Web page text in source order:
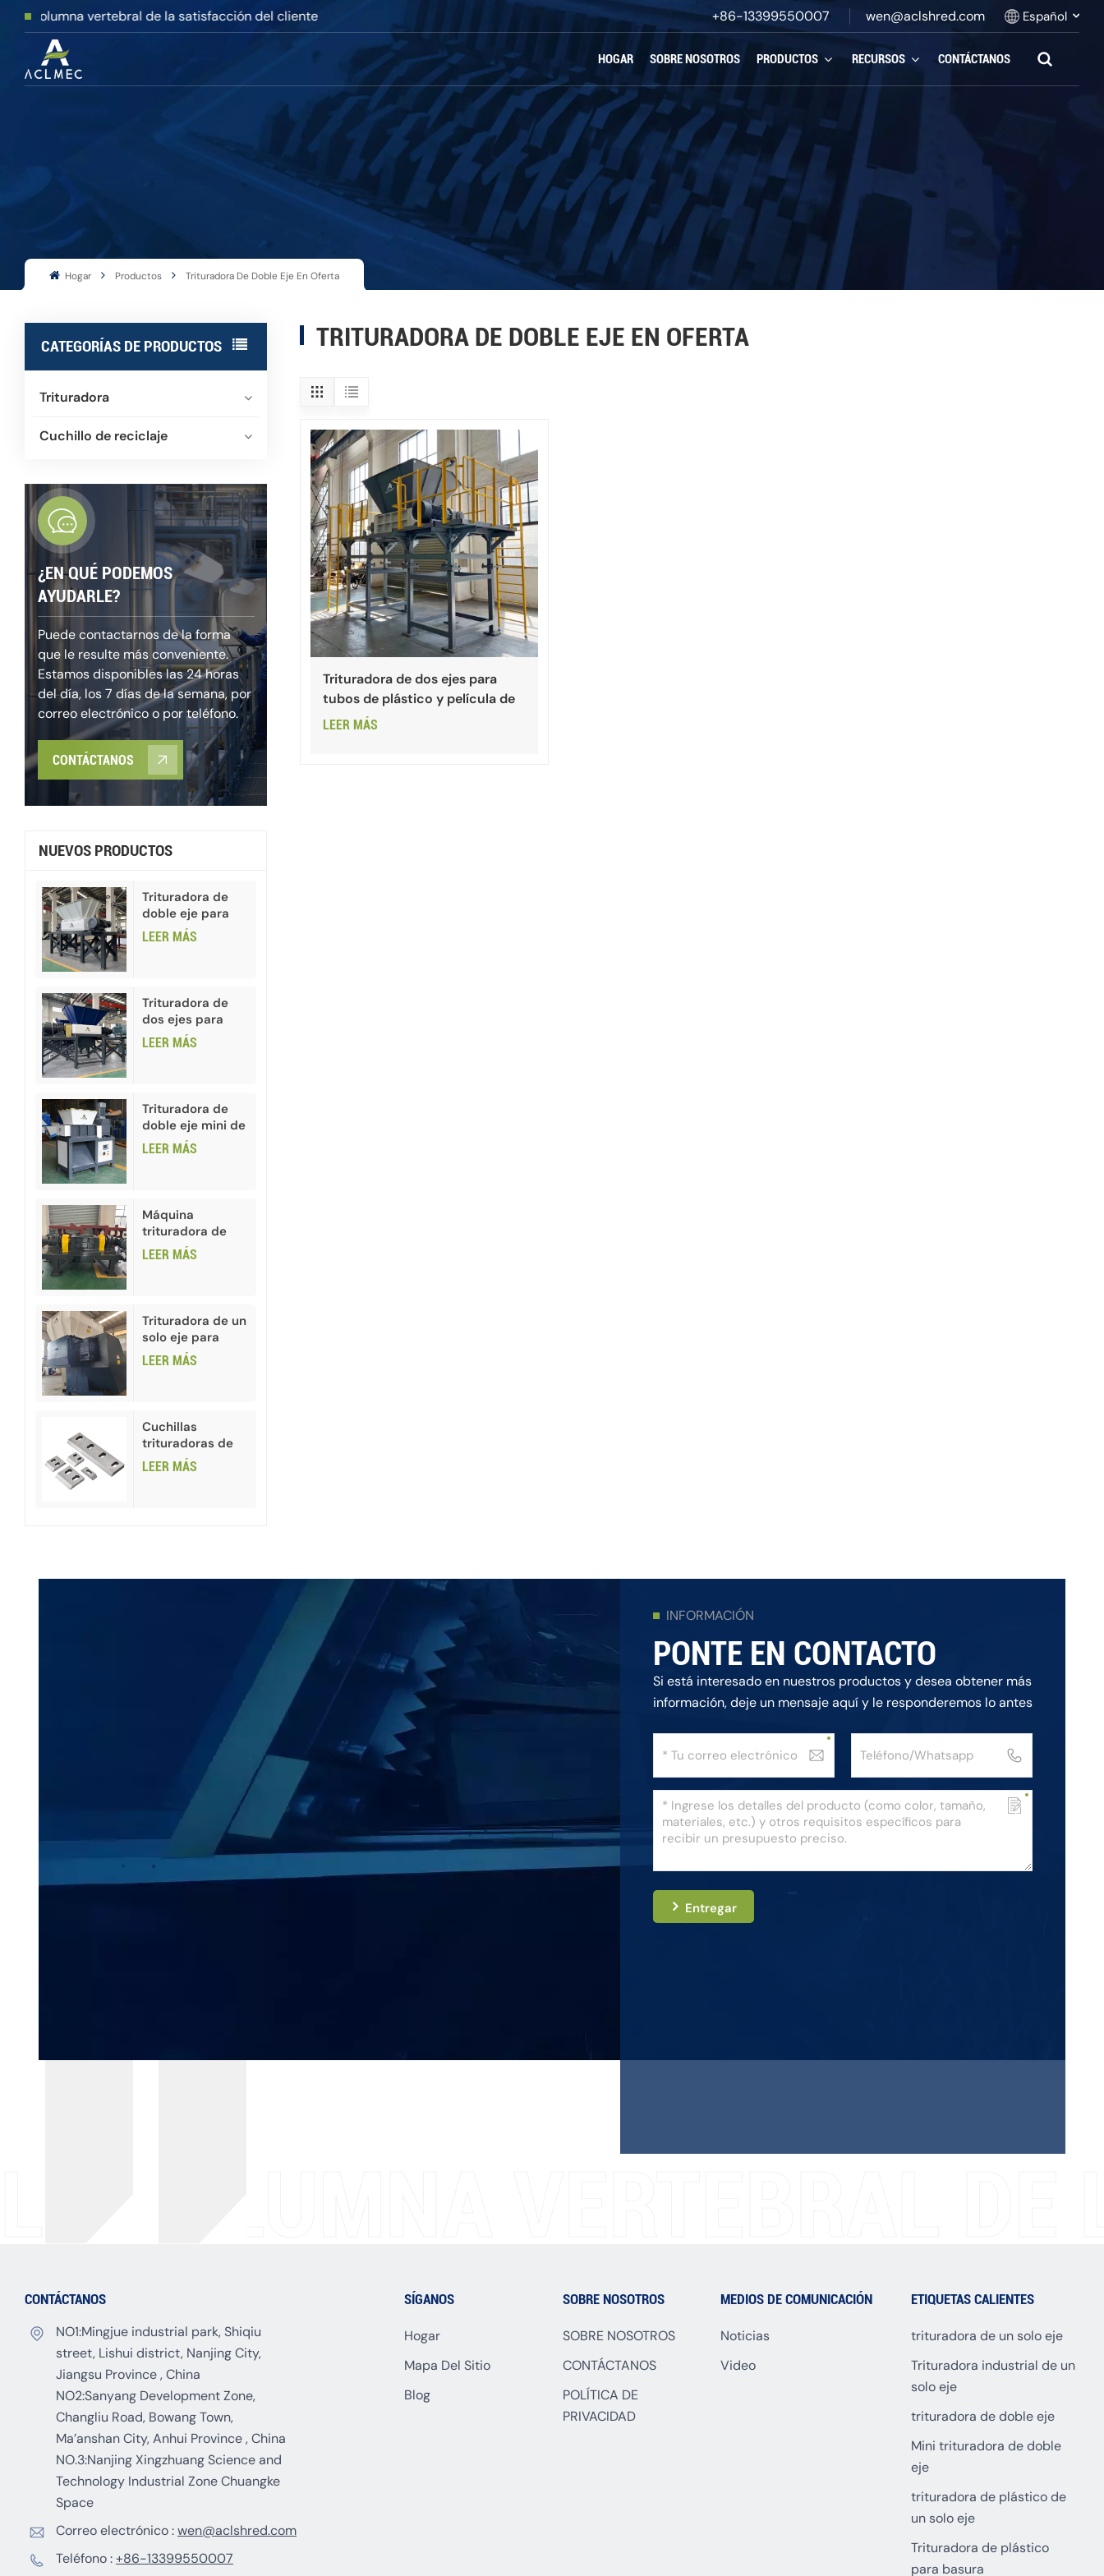
vertebral de la satisfacción del cliente +86-13399550007 wen@aclshred.com Español
Español
HOGAR SOBRE NOSOTROS PRODUCTOS RECURSOS CONTÁCTANOS
Hogar Productos Trituradora De Doble Eje En Oferta
CATEGORÍAS DE PRODUCTOS
Trituradora
Cuchillo de reciclaje
¿EN QUÉ PODEMOS
AYUDARLE?
Puede contactarnos de la forma
que le resulte más conveniente.
Estamos disponibles las 24 horas
del día, los 7 días de la semana, por
correo electrónico o por teléfono.
CONTÁCTANOS
NUEVOS PRODUCTOS
Trituradora de
doble eje para
latas de chatarra
industrial
LEER MÁS
Trituradora de
dos ejes para
papel y cartón
LEER MÁS
Trituradora de
doble eje mini de
alta calidad
LEER MÁS
Máquina
trituradora de
botellas de vidrio
usadas para
LEER MÁS
Trituradora de un
solo eje para
plástico HDPE
PVC
LEER MÁS
Cuchillas
trituradoras de
plástico para
reciclaje de
LEER MÁS
TRITURADORA DE DOBLE EJE EN OFERTA
Trituradora de dos ejes para
tubos de plástico y película de
PE
LEER MÁS
INFORMACIÓN
PONTE EN CONTACTO
Si está interesado en nuestros productos y desea obtener más
información, deje un mensaje aquí y le responderemos lo antes
Entregar
LA COLUMNA VERTEBRAL
CONTÁCTANOS
NO1:Mingjue industrial park, Shiqiu
street, Lishui district, Nanjing City,
Jiangsu Province , China
NO2:Sanyang Development Zone,
Changliu Road, Bowang Town,
Ma’anshan City, Anhui Province , China
NO.3:Nanjing Xingzhuang Science and
Technology Industrial Zone Chuangke
Space
Correo electrónico :wen@aclshred.com
Teléfono :+86-13399550007
ETIQUETAS CALIENTES
trituradora de un solo eje
Trituradora industrial de un
solo eje
trituradora de doble eje
Mini trituradora de doble
eje
trituradora de plástico de
un solo eje
Trituradora de plástico
para basura
MEDIOS DE COMUNICACIÓN
Noticias
Video
SOBRE NOSOTROS
SOBRE NOSOTROS
CONTÁCTANOS
POLÍTICA DE
PRIVACIDAD
SÍGANOS
Hogar
Mapa Del Sitio
Blog